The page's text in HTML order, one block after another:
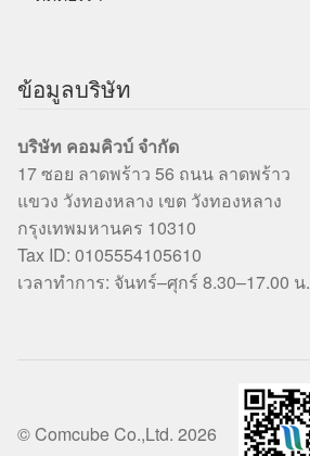
ข้อมูลบริษัท
บริษัท คอมคิวบ์ จำกัด
17 ซอย ลาดพร้าว 56 ถนน ลาดพร้าว
แขวง วังทองหลาง เขต วังทองหลาง
กรุงเทพมหานคร 10310
Tax ID: 0105554105610
เวลาทำการ: จันทร์–ศุกร์ 8.30–17.00 น.
© Comcube Co.,Ltd. 2026